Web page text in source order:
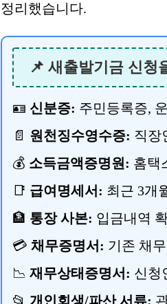
정리했습니다.
📌 새출발기금 신청
🪪 신분증: 주민등록증,
📄 원천징수영수증: 직장
💰 소득금액증명원: 홈택
📑 급여명세서: 최근 3개
🏦 통장 사본: 입금내역
💳 채무증명서: 기존 채
📉 재무상태증명서: 신청
📂 개인회생/파산 서류: